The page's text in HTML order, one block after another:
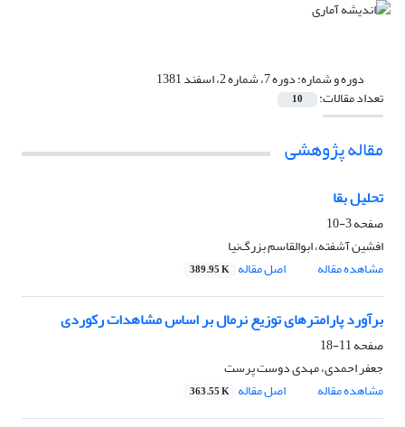
دوره و شماره:دوره 7، شماره 2، اسفند 1381
تعداد مقالات: 10
مقاله پژوهشی
تحلیل بقا
صفحه3-10
افشین آشفته، ابوالقاسم بزرگ‌نیا
مشاهده مقاله
اصل مقاله 389.95 K
برآورد پارامترهای توزیع نرمال بر اساس مشاهدات رکوردی
صفحه11-18
جعفر احمدی، مهدی دوست پرست
مشاهده مقاله
اصل مقاله 363.55 K